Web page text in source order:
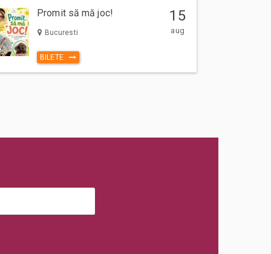
Promit să mă joc!
Bucuresti
BILETE
15
aug